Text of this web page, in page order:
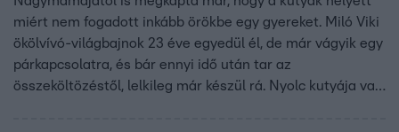
miért nem fogadott inkább örökbe egy gyereket. Miló Viki
ökölvívó-világbajnok 23 éve egyedül él, de már vágyik egy
párkapcsolatra, és bár ennyi idő után tar az
összeköltözéstől, lelkileg már készül rá. Nyolc kutyája van,